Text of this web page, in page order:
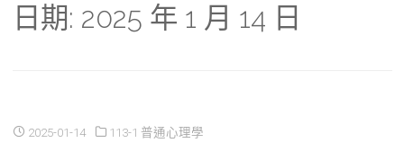
日期: 2025 年 1 月 14 日
2025-01-14 113-1 普通心理學